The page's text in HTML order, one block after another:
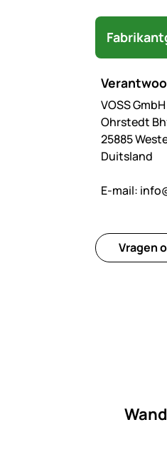
VOSS
Ohrstedt
25885
Duitsland
E-mail:
Vragen